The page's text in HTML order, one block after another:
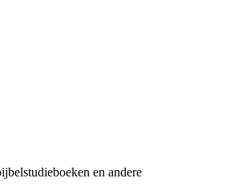
en andere